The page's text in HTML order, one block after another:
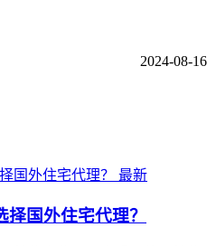
2024-08-16
最新
国外住宅代理？